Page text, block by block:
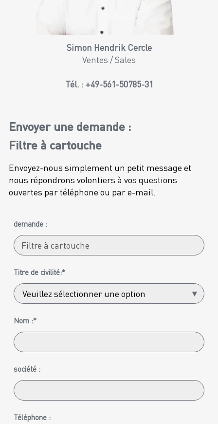
Simon Hendrik Cercle
Ventes / Sales
Tél. : +49-561-50785-31
Envoyer une demande :
Filtre à cartouche
Envoyez-nous simplement un petit message et
nous répondrons volontiers à vos questions
ouvertes par téléphone ou par e-mail.
demande :
Titre de civilité:*
Nom :*
société :
Téléphone :